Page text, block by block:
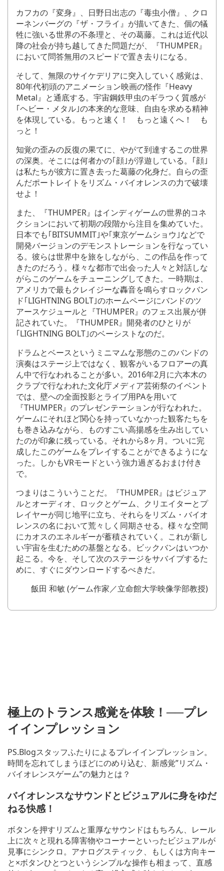
カフカの『変身』、日野日出志の『毒虫小僧』、クロ
ーネンバーグの『ザ・フライ』が描いてきた、個の犠
牲に強いる世界の不条理と、その葛藤。これは近代以
降の社会が持ち越してきた問題だが、『THUMPER』
において問答無用のスピードで置き去りになる。
そして、無限のサイケデリアに突入していく感覚は、
80年代初頭のアニメーション映画の怪作『Heavy
Metal』と通底する。宇宙鋼鉄甲虫のギラつく質感が
｢ヘビー・メタル｣の本来的な意味、自由を求める精神
を体現している。もっと速く！ もっと遠くへ！ も
っと！
知覚の歪みの反復の果てに、やがて到達するこの世界
の深奥。そこには何者かの｢顔｣が浮遊している。｢顔｣
は私たちが彼方に置き去った葛藤の化身だ。自らの歪
んだポートレイトをリズム・バイオレンスの力で破壊
せよ！
また、『THUMPER』はインディゲームの世界的コネ
クションにおいて初期の段階から注目を集めていた。
日本でも｢BITSUMMIT｣や｢東京ゲームショウ｣などで
開発バージョンのデモンストレーションを行なってい
る。彼らは世界中を旅をしながら、この作品を作って
きたのだろう。様々な都市で出会った人々と対話しな
がらこのゲームをチューニングしてきた。一時期は、
アメリカで最もクレイジーな轟音を鳴らすロックバン
ド｢LIGHTNING BOLT｣のホームページにバンドのツ
アースケジュールと『THUMPER』のフェス出展が併
記されていた。『THUMPER』開発者のひとりが
｢LIGHTNING BOLT｣のベーシストなのだ。
ドラムとベースというミニマムな形態のこのバンドの
演奏はステージ上ではなく、観客がいるフロアーの真
ん中で行なわれることが多い。2016年2月に六本木の
クラブで行なわれた文化庁メディア芸術祭のイベント
では、壁への全面投影とライブ用PAを用いて
『THUMPER』のプレゼンテーションが行なわれた。
ゲームにそれほど関心を持っていなかった観客たちを
も巻き込みながら、ものすごい高揚感を生み出してい
たのが印象に残っている。それから8ヶ月。ついに完
成したこのゲームをプレイすることができるようにな
った。しかもVRモードという強力過ぎるおまけ付き
で。
つまりはこういうことだ。『THUMPER』はビジュア
ルとオーディオ、ロックとゲーム、クリエイターとプ
レイヤーが同じ地平に立ち、それらをリズム・バイオ
レンスの名において荒々しく同期させる。様々な空間
にカオスのエネルギーが蓄積されていく。これが新し
い宇宙を生むための基盤となる。ビックバンはいつか
起こる。今を、そして次のステージをサバイブするた
めに、すぐにダウンロードするべきだ。
飯田 和敏 (ゲーム作家／立命館大学映像学部教授)
極上のトランス感覚を体験！──プレ
イインプレッション
PS.Blogスタッフふたりによるプレイインプレッション。
時間を忘れてしまうほどにのめり込む、新感覚”リズム・
バイオレンスゲーム”の魅力とは？
バイオレンスなサウンドとビジュアルに身をゆだ
ねる快感！
ボタンを押すリズムと重厚なサウンドはもちろん、レール
上に次々と現れる障害物やコーナーといったビジュアルが
見事にシンクロ。アナログスティック、もしくは方向キー
と×ボタンひとつというシンプルな操作も相まって、直感